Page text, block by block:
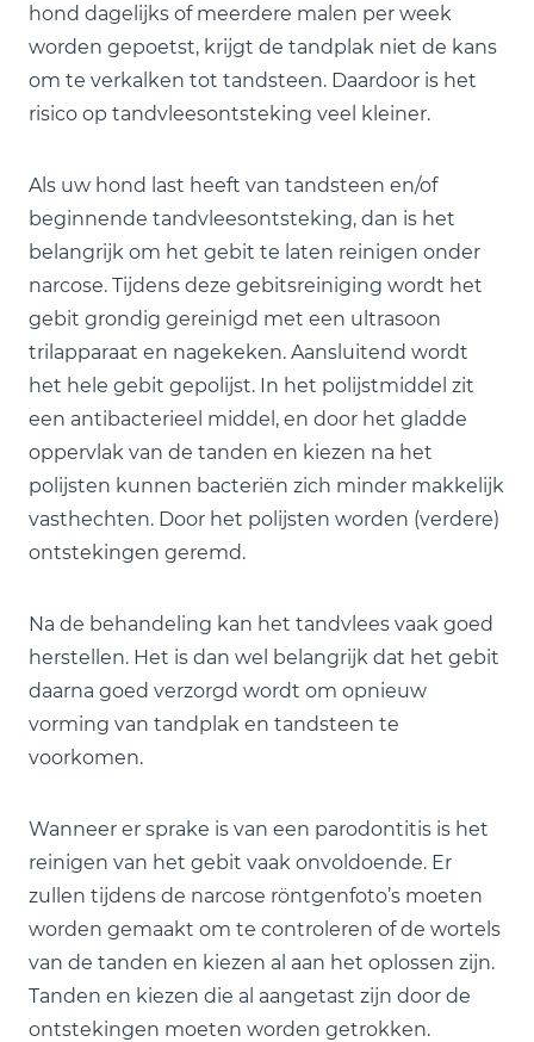
hond dagelijks of meerdere malen per week
worden gepoetst, krijgt de tandplak niet de kans
om te verkalken tot tandsteen. Daardoor is het
risico op tandvleesontsteking veel kleiner.
Als uw hond last heeft van tandsteen en/of
beginnende tandvleesontsteking, dan is het
belangrijk om het gebit te laten reinigen onder
narcose. Tijdens deze gebitsreiniging wordt het
gebit grondig gereinigd met een ultrasoon
trilapparaat en nagekeken. Aansluitend wordt
het hele gebit gepolijst. In het polijstmiddel zit
een antibacterieel middel, en door het gladde
oppervlak van de tanden en kiezen na het
polijsten kunnen bacteriën zich minder makkelijk
vasthechten. Door het polijsten worden (verdere)
ontstekingen geremd.
Na de behandeling kan het tandvlees vaak goed
herstellen. Het is dan wel belangrijk dat het gebit
daarna goed verzorgd wordt om opnieuw
vorming van tandplak en tandsteen te
voorkomen.
Wanneer er sprake is van een parodontitis is het
reinigen van het gebit vaak onvoldoende. Er
zullen tijdens de narcose röntgenfoto’s moeten
worden gemaakt om te controleren of de wortels
van de tanden en kiezen al aan het oplossen zijn.
Tanden en kiezen die al aangetast zijn door de
ontstekingen moeten worden getrokken.